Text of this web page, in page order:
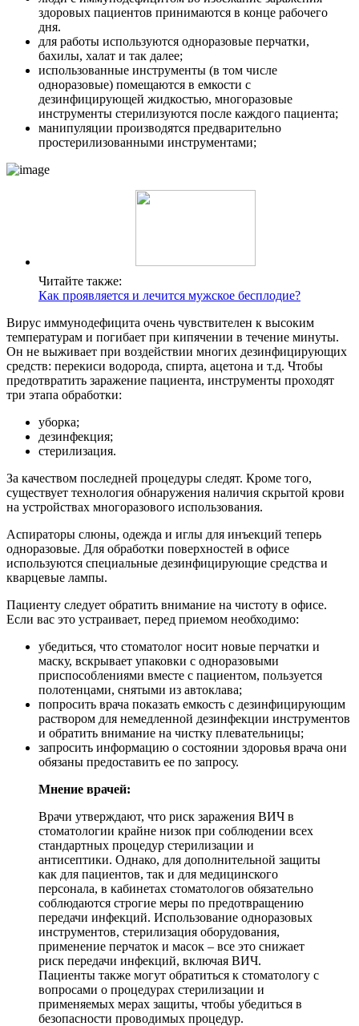
здоровых пациентов принимаются в конце рабочего
дня.
для работы используются одноразовые перчатки,
бахилы, халат и так далее;
использованные инструменты (в том числе
одноразовые) помещаются в емкости с
дезинфицирующей жидкостью, многоразовые
инструменты стерилизуются после каждого пациента;
манипуляции производятся предварительно
простерилизованными инструментами;
Читайте также:
Как проявляется и лечится мужское бесплодие?
Вирус иммунодефицита очень чувствителен к высоким
температурам и погибает при кипячении в течение минуты.
Он не выживает при воздействии многих дезинфицирующих
средств: перекиси водорода, спирта, ацетона и т.д. Чтобы
предотвратить заражение пациента, инструменты проходят
три этапа обработки:
уборка;
дезинфекция;
стерилизация.
За качеством последней процедуры следят. Кроме того,
существует технология обнаружения наличия скрытой крови
на устройствах многоразового использования.
Аспираторы слюны, одежда и иглы для инъекций теперь
одноразовые. Для обработки поверхностей в офисе
используются специальные дезинфицирующие средства и
кварцевые лампы.
Пациенту следует обратить внимание на чистоту в офисе.
Если вас это устраивает, перед приемом необходимо:
убедиться, что стоматолог носит новые перчатки и
маску, вскрывает упаковки с одноразовыми
приспособлениями вместе с пациентом, пользуется
полотенцами, снятыми из автоклава;
попросить врача показать емкость с дезинфицирующим
раствором для немедленной дезинфекции инструментов
и обратить внимание на чистку плевательницы;
запросить информацию о состоянии здоровья врача они
обязаны предоставить ее по запросу.
Мнение врачей:
Врачи утверждают, что риск заражения ВИЧ в
стоматологии крайне низок при соблюдении всех
стандартных процедур стерилизации и
антисептики. Однако, для дополнительной защиты
как для пациентов, так и для медицинского
персонала, в кабинетах стоматологов обязательно
соблюдаются строгие меры по предотвращению
передачи инфекций. Использование одноразовых
инструментов, стерилизация оборудования,
применение перчаток и масок – все это снижает
риск передачи инфекций, включая ВИЧ.
Пациенты также могут обратиться к стоматологу с
вопросами о процедурах стерилизации и
применяемых мерах защиты, чтобы убедиться в
безопасности проводимых процедур.